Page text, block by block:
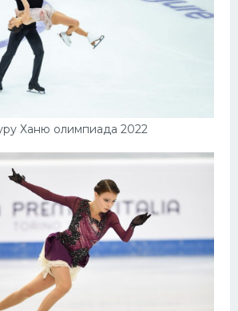
Ханю олимпиада 2022